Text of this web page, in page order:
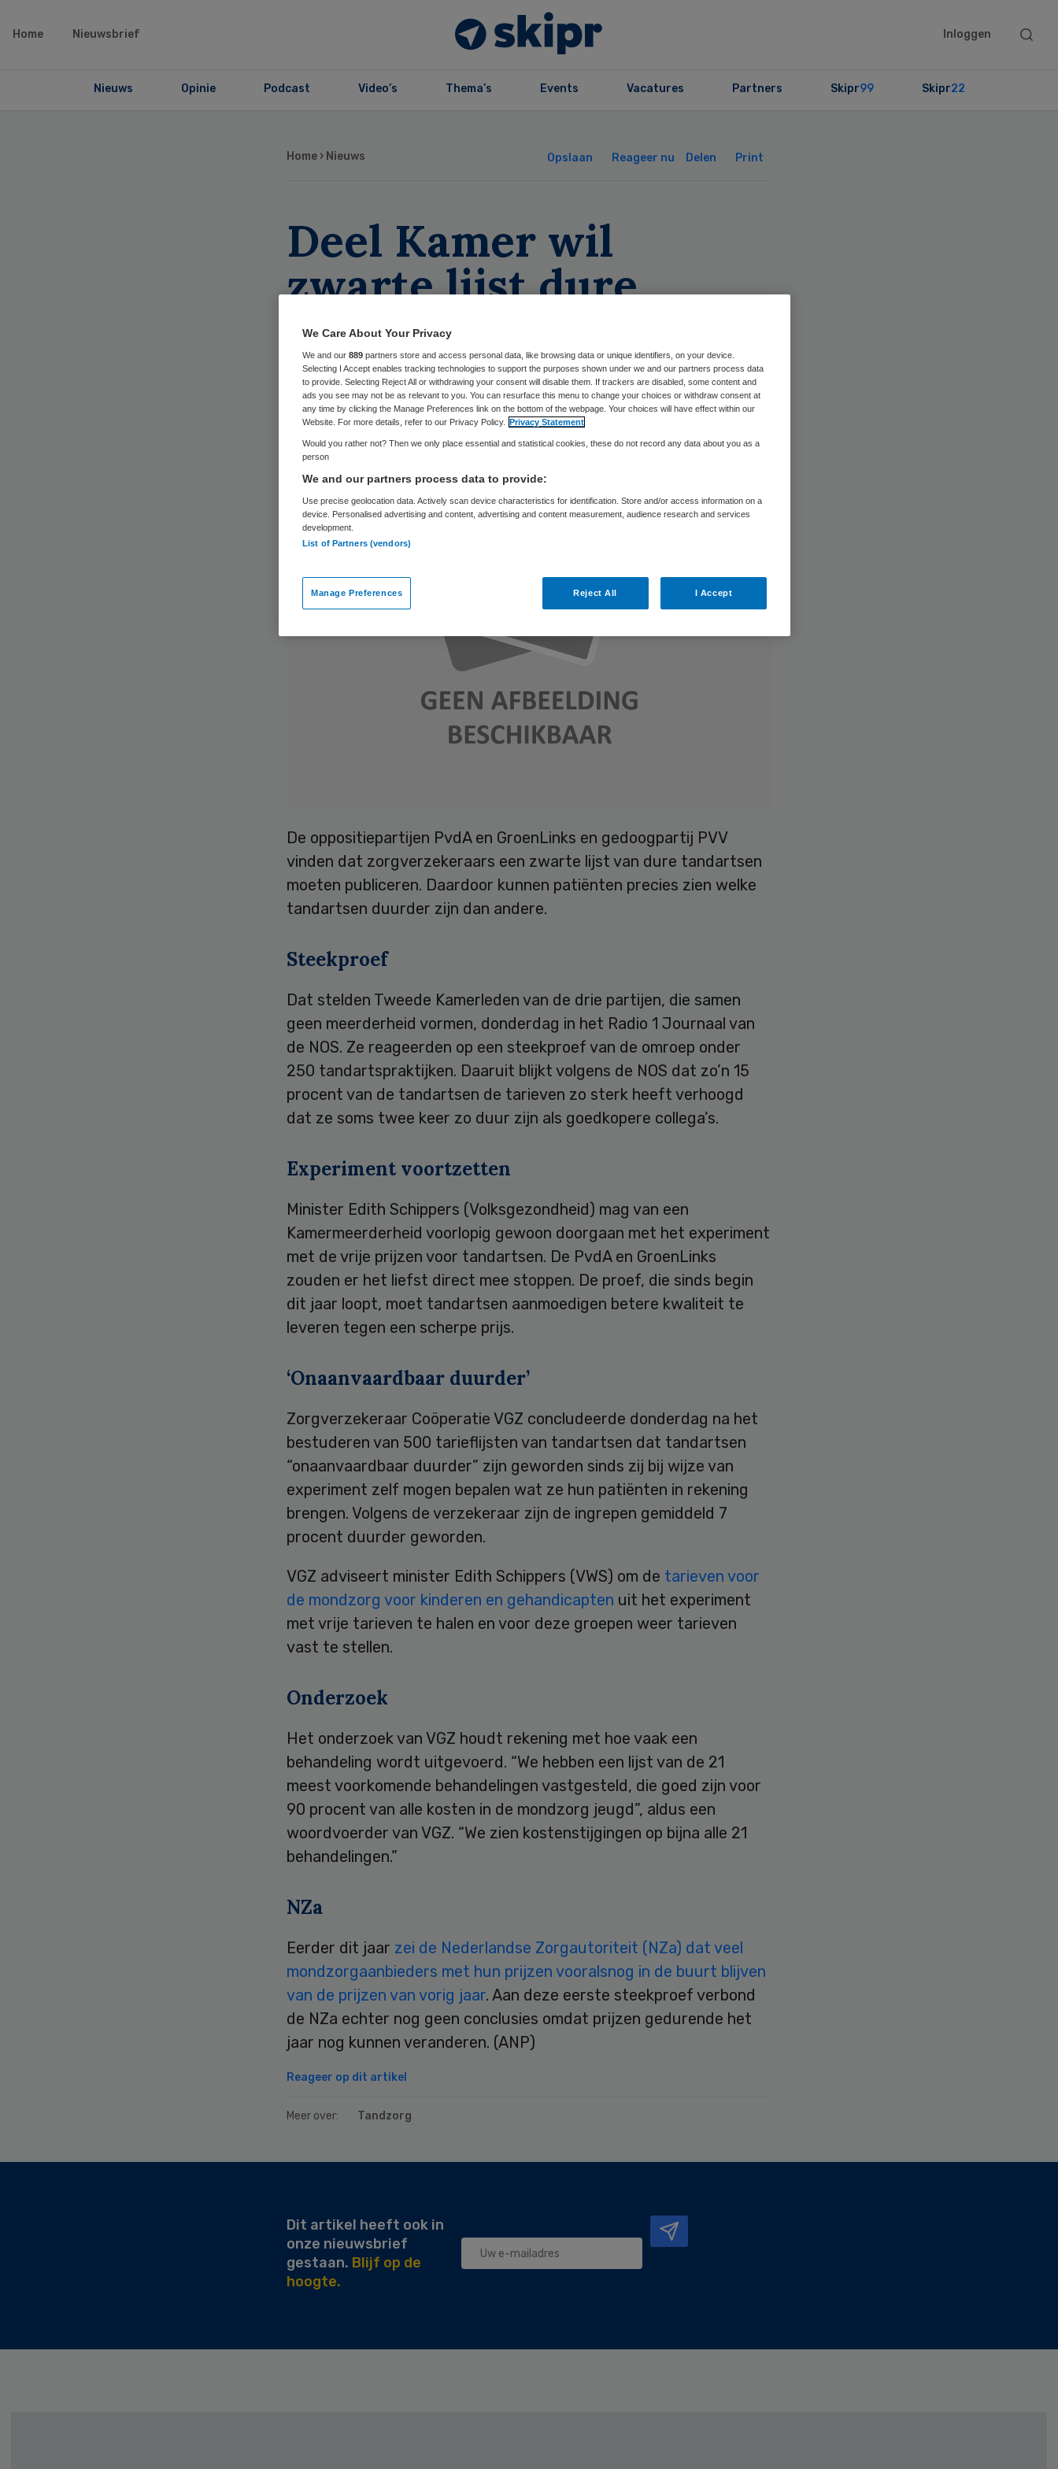
Home Nieuwsbrief Inloggen
Search
Nieuws Opinie Podcast Video’s Thema’s Events Vacatures Partners Skipr99 Skipr22
Home › Nieuws Opslaan Reageer nu Delen Print
Deel Kamer wil
zwarte lijst dure
tandarts
Skipr Redactie 26 januari 2012,09:41 76 keer gelezen
De oppositiepartijen PvdA en GroenLinks en gedoogpartij PVV
vinden dat zorgverzekeraars een zwarte lijst van dure tandartsen
moeten publiceren. Daardoor kunnen patiënten precies zien welke
tandartsen duurder zijn dan andere.
Steekproef
Dat stelden Tweede Kamerleden van de drie partijen, die samen
geen meerderheid vormen, donderdag in het Radio 1 Journaal van
de NOS. Ze reageerden op een steekproef van de omroep onder
250 tandartspraktijken. Daaruit blijkt volgens de NOS dat zo’n 15
procent van de tandartsen de tarieven zo sterk heeft verhoogd
dat ze soms twee keer zo duur zijn als goedkopere collega’s.
Experiment voortzetten
Minister Edith Schippers (Volksgezondheid) mag van een
Kamermeerderheid voorlopig gewoon doorgaan met het experiment
met de vrije prijzen voor tandartsen. De PvdA en GroenLinks
zouden er het liefst direct mee stoppen. De proef, die sinds begin
dit jaar loopt, moet tandartsen aanmoedigen betere kwaliteit te
leveren tegen een scherpe prijs.
‘Onaanvaardbaar duurder’
Zorgverzekeraar Coöperatie VGZ concludeerde donderdag na het
bestuderen van 500 tarieflijsten van tandartsen dat tandartsen
“onaanvaardbaar duurder” zijn geworden sinds zij bij wijze van
experiment zelf mogen bepalen wat ze hun patiënten in rekening
brengen. Volgens de verzekeraar zijn de ingrepen gemiddeld 7
procent duurder geworden.
VGZ adviseert minister Edith Schippers (VWS) om de tarieven voor
de mondzorg voor kinderen en gehandicapten uit het experiment
met vrije tarieven te halen en voor deze groepen weer tarieven
vast te stellen.
Onderzoek
Het onderzoek van VGZ houdt rekening met hoe vaak een
behandeling wordt uitgevoerd. “We hebben een lijst van de 21
meest voorkomende behandelingen vastgesteld, die goed zijn voor
90 procent van alle kosten in de mondzorg jeugd”, aldus een
woordvoerder van VGZ. “We zien kostenstijgingen op bijna alle 21
behandelingen.”
NZa
Eerder dit jaar zei de Nederlandse Zorgautoriteit (NZa) dat veel
mondzorgaanbieders met hun prijzen vooralsnog in de buurt blijven
van de prijzen van vorig jaar. Aan deze eerste steekproef verbond
de NZa echter nog geen conclusies omdat prijzen gedurende het
jaar nog kunnen veranderen. (ANP)
Reageer op dit artikel
Meer over: Tandzorg
Secondary
Dit artikel heeft ook in
onze nieuwsbrief
gestaan. Blijf op de
hoogte.
We Care About Your Privacy
We and our 889 partners store and access personal data, like browsing data or unique identifiers, on your device.
Selecting I Accept enables tracking technologies to support the purposes shown under we and our partners process data
to provide. Selecting Reject All or withdrawing your consent will disable them. If trackers are disabled, some content and
ads you see may not be as relevant to you. You can resurface this menu to change your choices or withdraw consent at
any time by clicking the Manage Preferences link on the bottom of the webpage. Your choices will have effect within our
Website. For more details, refer to our Privacy Policy.
Privacy Statement
Would you rather not? Then we only place essential and statistical cookies, these do not record any data about you as a
person
We and our partners process data to provide:
Use precise geolocation data. Actively scan device characteristics for identification. Store and/or access information on a
device. Personalised advertising and content, advertising and content measurement, audience research and services
development.
List of Partners (vendors)
Manage Preferences Reject All I Accept